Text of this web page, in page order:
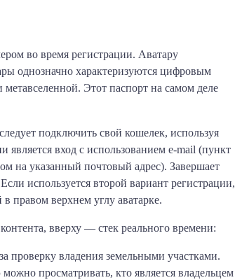
во время регистрации. Аватару
однозначно характеризуются цифровым
Этот паспорт на самом деле
подключить свой кошелек, используя
вход с использованием e-mail (пункт
на указанный почтовый адрес). Завершает
используется второй вариант регистрации,
правом верхнем углу аватарке.
вверху — стек реального времени:
проверку владения земельными участками.
просматривать, кто является владельцем